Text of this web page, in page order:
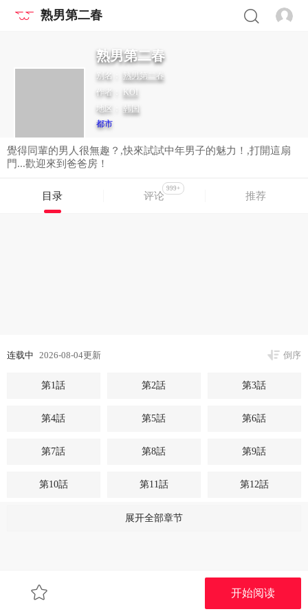
熟男第二春
熟男第二春
别名： 熟男第二春
作者： KOI
地区： 韩国
都市
覺得同輩的男人很無趣？,快來試試中年男子的魅力！,打開這扇
門...歡迎來到爸爸房！
目录 评论
999+
推荐
连载中 2026-08-04更新 倒序
第1話 第2話 第3話
第4話 第5話 第6話
第7話 第8話 第9話
第10話 第11話 第12話
第14話
开始阅读
展开全部章节